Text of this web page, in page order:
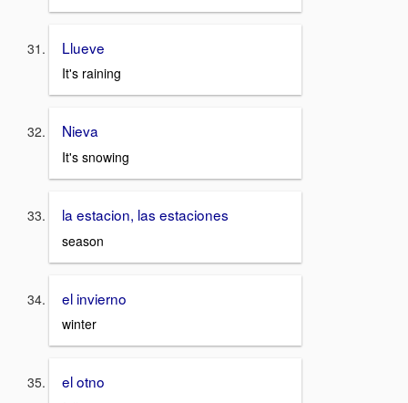
Llueve
It's raining
Nieva
It's snowing
la estacion, las estaciones
season
el invierno
winter
el otno